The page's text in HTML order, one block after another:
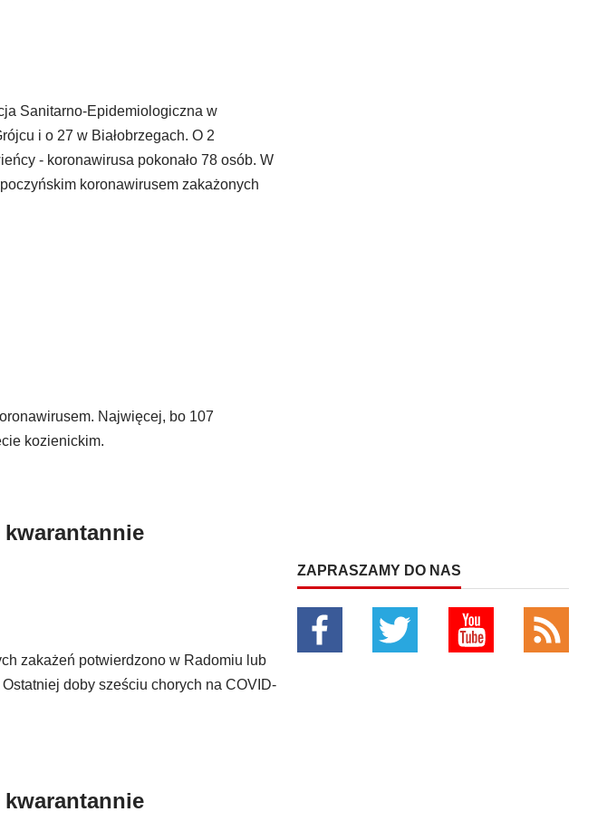
Sanitarno-Epidemiologiczna w
i o 27 w Białobrzegach. O 2
- koronawirusa pokonało 78 osób. W
koronawirusem zakażonych
Najwięcej, bo 107
kozienickim.
zakażeń potwierdzono w Radomiu lub
doby sześciu chorych na COVID-
ZAPRASZAMY DO NAS